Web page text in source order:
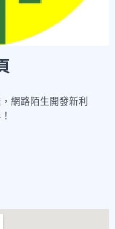
網路陌生開發新利